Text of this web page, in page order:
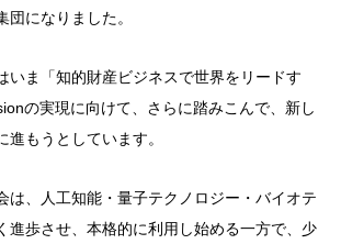
になりました。
いま「知的財産ビジネスで世界をリードす
の実現に向けて、さらに踏みこんで、新し
進もうとしています。
は、人工知能・量子テクノロジー・バイオテ
進歩させ、本格的に利用し始める一方で、少